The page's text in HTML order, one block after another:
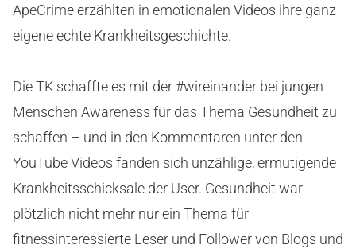
ApeCrime erzählten in emotionalen Videos ihre ganz
eigene echte Krankheitsgeschichte.
Die TK schaffte es mit der #wireinander bei jungen
Menschen Awareness für das Thema Gesundheit zu
schaffen – und in den Kommentaren unter den
YouTube Videos fanden sich unzählige, ermutigende
Krankheitsschicksale der User. Gesundheit war
plötzlich nicht mehr nur ein Thema für
fitnessinteressierte Leser und Follower von Blogs und